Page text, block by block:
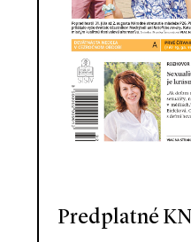
Predplatné KN